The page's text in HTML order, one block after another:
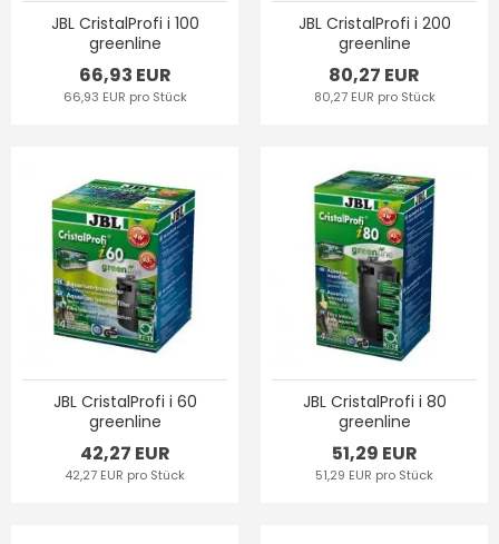
JBL CristalProfi i 100
greenline
66,93 EUR
66,93 EUR pro Stück
JBL CristalProfi i 200
greenline
80,27 EUR
80,27 EUR pro Stück
JBL CristalProfi i 60
greenline
42,27 EUR
42,27 EUR pro Stück
JBL CristalProfi i 80
greenline
51,29 EUR
51,29 EUR pro Stück